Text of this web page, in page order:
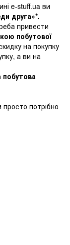
e-stuff.ua ви
друга»*.
привести
побутової
на покупку
а ви на
побутова
потрібно